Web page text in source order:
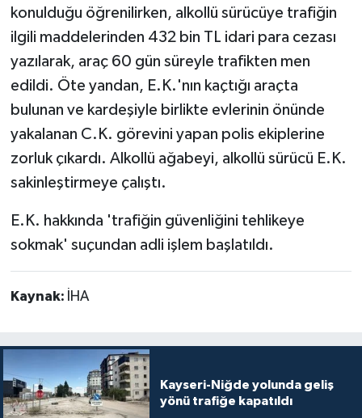
konulduğu öğrenilirken, alkollü sürücüye trafiğin
ilgili maddelerinden 432 bin TL idari para cezası
yazılarak, araç 60 gün süreyle trafikten men
edildi. Öte yandan, E.K.'nın kaçtığı araçta
bulunan ve kardeşiyle birlikte evlerinin önünde
yakalanan C.K. görevini yapan polis ekiplerine
zorluk çıkardı. Alkollü ağabeyi, alkollü sürücü E.K.
sakinleştirmeye çalıştı.
E.K. hakkında 'trafiğin güvenliğini tehlikeye
sokmak' suçundan adli işlem başlatıldı.
Kaynak: İHA
Kayseri-Niğde yolunda geliş
yönü trafiğe kapatıldı